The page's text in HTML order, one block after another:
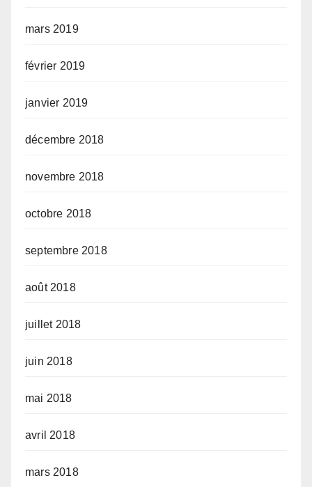
mars 2019
février 2019
janvier 2019
décembre 2018
novembre 2018
octobre 2018
septembre 2018
août 2018
juillet 2018
juin 2018
mai 2018
avril 2018
mars 2018